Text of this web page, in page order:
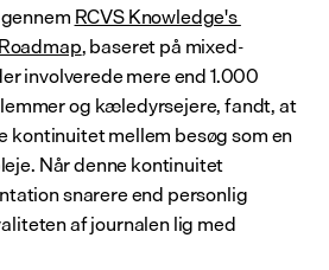
RCVS Knowledge's
, baseret på mixed-
involverede mere end 1.000
og kæledyrsejere, fandt, at
kontinuitet mellem besøg som en
Når denne kontinuitet
snarere end personlig
af journalen lig med